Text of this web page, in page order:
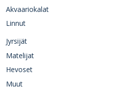
Akvaariokalat
Linnut
Jyrsijät
Matelijat
Hevoset
Muut